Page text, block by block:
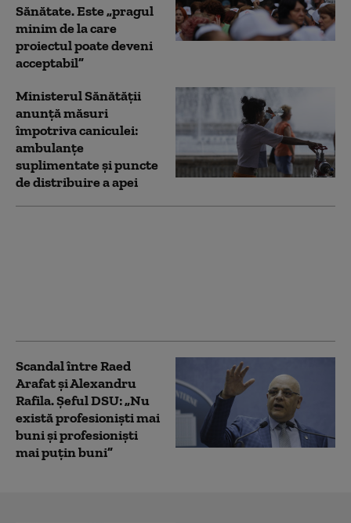
Sănătate. Este „pragul
minim de la care
proiectul poate deveni
acceptabil”
Ministerul Sănătății
anunță măsuri
împotriva caniculei:
ambulanțe
suplimentate și puncte
de distribuire a apei
Scandal între Raed
Arafat și Alexandru
Rafila. Șeful DSU: „Nu
există profesioniști mai
buni și profesioniști
mai puțin buni”